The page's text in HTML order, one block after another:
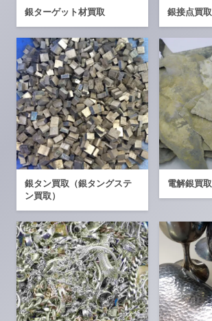
銀ターゲット材買取 銀接点買取
銀タン買取（銀タングステ
ン買取）
電解銀買取